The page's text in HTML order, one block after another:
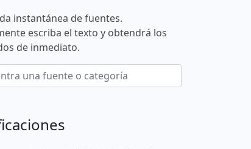
instantánea de fuentes.
escriba el texto y obtendrá los
de inmediato.